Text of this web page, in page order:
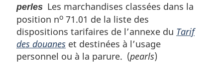
perles Les marchandises classées dans la
position no 71.01 de la liste des
dispositions tarifaires de l’annexe du Tarif
des douanes et destinées à l’usage
personnel ou à la parure. (pearls)